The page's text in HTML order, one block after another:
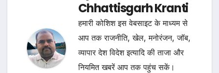
Chhattisgarh Kranti
हमारी कोशिश इस वेबसाइट के माध्यम से
आप तक राजनीति, खेल, मनोरंजन, जॉब,
व्यापार देश विदेश इत्यादि की ताजा और
नियमित खबरें आप तक पहुंच सकें।